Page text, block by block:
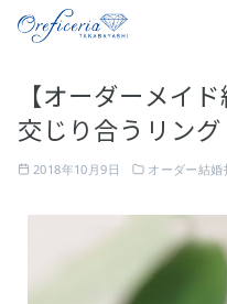
【オーダーメイ
交じり合うリング
2018年10月9日 オーダー結婚